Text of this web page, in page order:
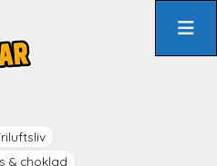
& choklad